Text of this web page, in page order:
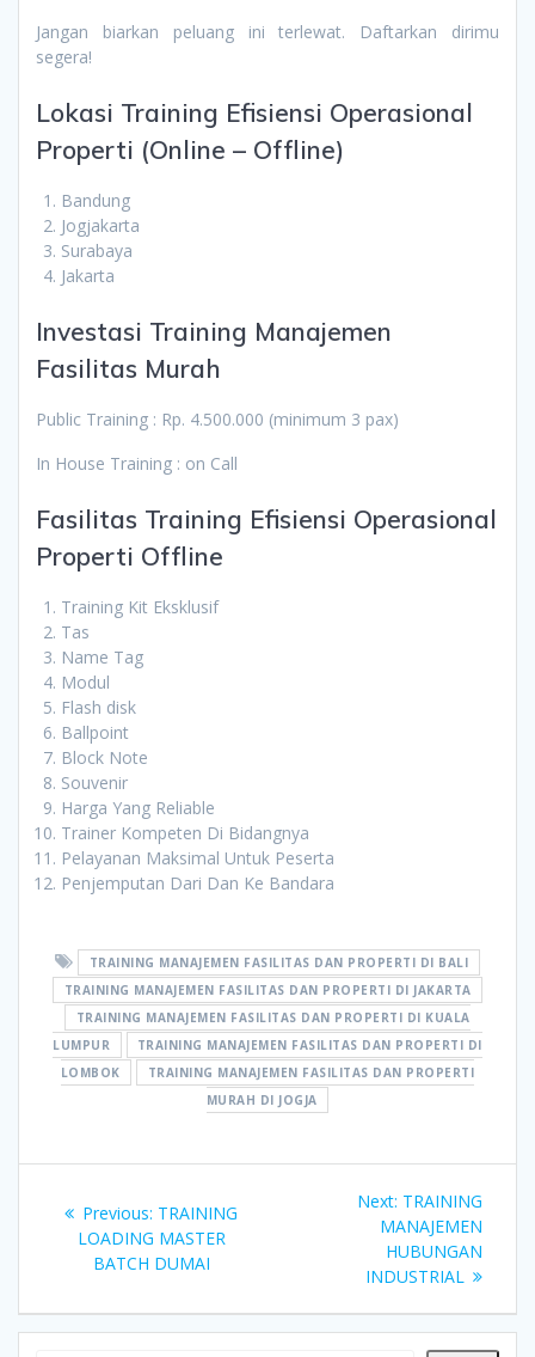
Jangan biarkan peluang ini terlewat. Daftarkan dirimu
segera!
Lokasi Training Efisiensi Operasional
Properti (Online – Offline)
Bandung
Jogjakarta
Surabaya
Jakarta
Investasi Training Manajemen
Fasilitas Murah
Public Training : Rp. 4.500.000 (minimum 3 pax)
In House Training : on Call
Fasilitas Training Efisiensi Operasional
Properti Offline
Training Kit Eksklusif
Tas
Name Tag
Modul
Flash disk
Ballpoint
Block Note
Souvenir
Harga Yang Reliable
Trainer Kompeten Di Bidangnya
Pelayanan Maksimal Untuk Peserta
Penjemputan Dari Dan Ke Bandara
TRAINING MANAJEMEN FASILITAS DAN PROPERTI DI BALI
TRAINING MANAJEMEN FASILITAS DAN PROPERTI DI JAKARTA
TRAINING MANAJEMEN FASILITAS DAN PROPERTI DI KUALA
LUMPUR
TRAINING MANAJEMEN FASILITAS DAN PROPERTI DI
LOMBOK
TRAINING MANAJEMEN FASILITAS DAN PROPERTI
MURAH DI JOGJA
navigation
Previous: Previous
post:
TRAINING
LOADING MASTER
BATCH DUMAI
Next: Next
post:
TRAINING
MANAJEMEN
HUBUNGAN
INDUSTRIAL